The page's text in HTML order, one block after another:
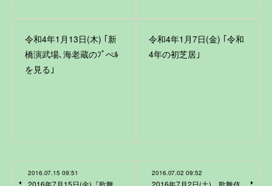
令和4年1月13日(木) ｢新
橋演武場､海老蔵のﾌﾟぺﾙ
を見る｣
令和4年1月7日(金) ｢令和
4年の初芝居｣
2016.07.15 09:51
2016年7月15日(金)『歌舞
2016.07.02 09:52
2016年7月2日(土) 歌舞伎